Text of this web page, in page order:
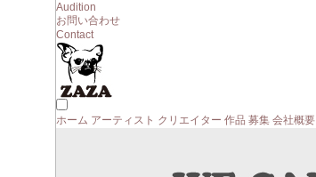
Audition
お問い合わせ
Contact
ホーム アーティスト クリエイター 作品 募集 会社概要